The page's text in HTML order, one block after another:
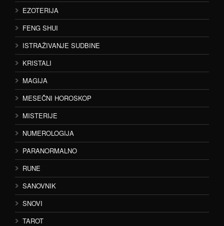
EZOTERIJA
FENG SHUI
ISTRAŽIVANJE SUDBINE
KRISTALI
MAGIJA
MESEČNI HOROSKOP
MISTERIJE
NUMEROLOGIJA
PARANORMALNO
RUNE
SANOVNIK
SNOVI
TAROT